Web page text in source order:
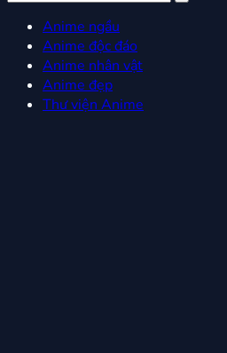
Anime ngầu
Anime độc đáo
Anime nhân vật
Anime đẹp
Thư viện Anime